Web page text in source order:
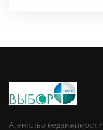
Агентство недвижимости